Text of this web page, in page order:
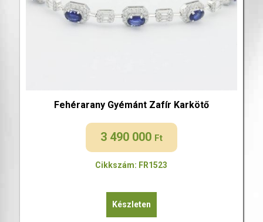
Fehérarany Gyémánt Zafír Karkötő
3 490 000 Ft
Cikkszám: FR1523
Készleten